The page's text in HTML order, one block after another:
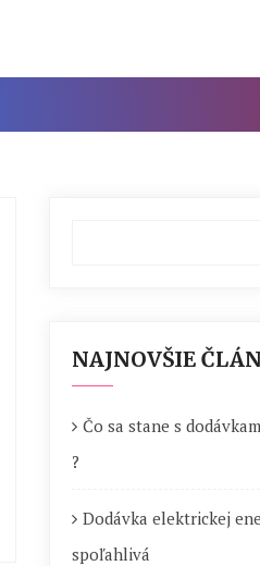
NAJNOVŠIE
Čo sa stane s
?
Dodávka elektrickej
spoľahlivá